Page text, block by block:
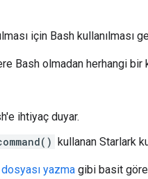
için Bash kullanılması
Bash olmadan herhangi
ihtiyaç duyar.
kullanan Starlark
yazma gibi basit